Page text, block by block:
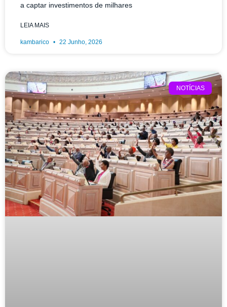
a captar investimentos de milhares
LEIA MAIS
kambarico 22 Junho, 2026
NOTÍCIAS